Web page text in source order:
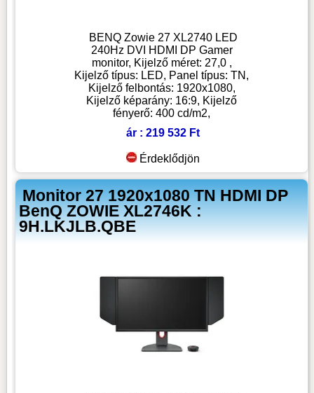
BENQ Zowie 27 XL2740 LED
240Hz DVI HDMI DP Gamer
monitor, Kijelző méret: 27,0 ,
Kijelző típus: LED, Panel típus: TN,
Kijelző felbontás: 1920x1080,
Kijelző képarány: 16:9, Kijelző
fényerő: 400 cd/m2,
ár : 219 532 Ft
Érdeklődjön
Monitor 27 1920x1080 TN HDMI DP
BenQ ZOWIE XL2746K :
9H.LKJLB.QBE